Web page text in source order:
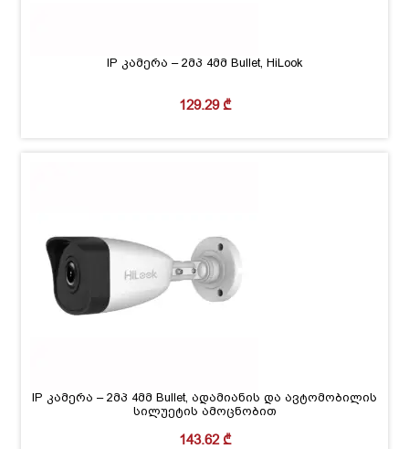
IP კამერა – 2მპ 4მმ Bullet, HiLook
129.29₾
IP კამერა – 2მპ 4მმ Bullet, ადამიანის და ავტომობილის
სილუეტის ამოცნობით
143.62₾